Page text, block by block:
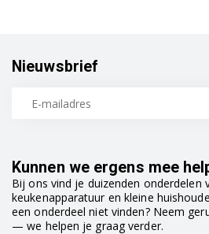
Kunnen we ergens mee
Bij ons vind je duizenden onderdelen
keukenapparatuur en kleine
een onderdeel niet vinden? Neem
— we helpen je graag verder.
Nieuwsbrief